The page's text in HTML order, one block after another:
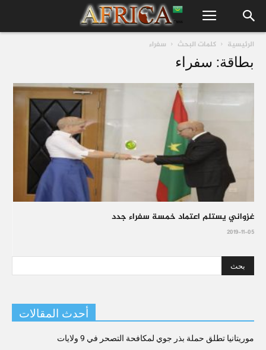
الرئيسية كلمات البحث سفراء
بطاقة: سفراء
غزواني يستلم اعتماد خمسة سفراء جدد
2019-11-05
أحدث المقالات
موريتانيا تطلق حملة بذر جوي لمكافحة التصحر في 9 ولايات